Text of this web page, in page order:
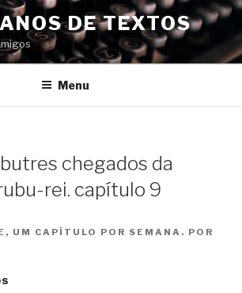
DE TEXTOS
Menu
chegados da
rei. capítulo 9
UM CAPÍTULO POR SEMANA. POR